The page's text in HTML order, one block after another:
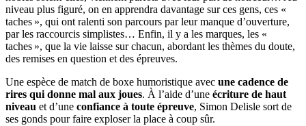
niveau plus figuré, on en apprendra davantage sur ces gens, ces «
taches », qui ont ralenti son parcours par leur manque d’ouverture,
par les raccourcis simplistes… Enfin, il y a les marques, les «
taches », que la vie laisse sur chacun, abordant les thèmes du doute,
des remises en question et des épreuves.
Une espèce de match de boxe humoristique avec une cadence de
rires qui donne mal aux joues. À l’aide d’une écriture de haut
niveau et d’une confiance à toute épreuve, Simon Delisle sort de
ses gonds pour faire exploser la place à coup sûr.